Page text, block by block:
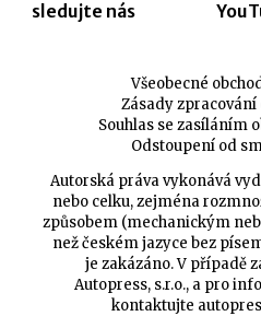
sledujte nás
Všeobecné
Zásady zpracování
Souhlas se zasíláním
Odstoupení od
Autorská práva vykonává
nebo celku, zejména
způsobem (mechanickým
než českém jazyce bez
je zakázáno. V případě
Autopress, s.r.o., a pro
kontaktujte